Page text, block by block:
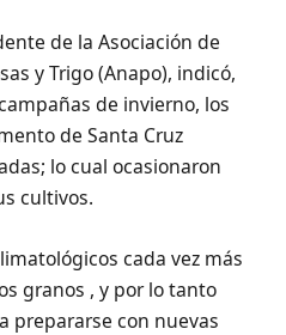
de la Asociación de
y Trigo (Anapo), indicó,
de invierno, los
de Santa Cruz
lo cual ocasionaron
cultivos.
cada vez más
granos , y por lo tanto
prepararse con nuevas